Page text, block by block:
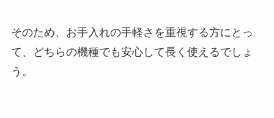
そのため、お手入れの手軽さを重視する方にとっ
て、どちらの機種でも安心して長く使えるでしょ
う。